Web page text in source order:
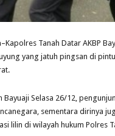
–Kapolres Tanah Datar AKBP
yang jatuh pingsan di
Bayuaji Selasa 26/12,
sementara dirinya
lilin di wilayah hukum Polres